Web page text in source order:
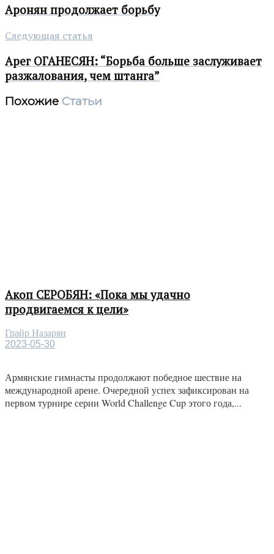
Аронян продолжает борьбу
Следующая статья
Арег ОГАНЕСЯН: “Борьба больше заслуживает
разжалования, чем штанга”
Похожие Статьи
Акоп СЕРОБЯН: «Пока мы удачно
продвигаемся к цели»
Грайр Назарян
2023-05-30
Армянские гимнасты продолжают победное шествие на
международной арене. Очередной успех зафиксирован на
первом турнире серии World Challenge Cup этого года,...